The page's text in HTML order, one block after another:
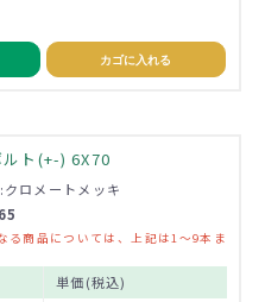
カゴに入れる
ト(+-) 6X70
ロメートメッキ
商品については、上記は1～9本ま
単価(税込)